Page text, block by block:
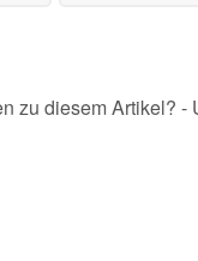
zu diesem Artikel?